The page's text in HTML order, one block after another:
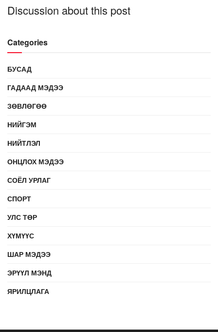
Discussion about this post
Categories
БУСАД
ГАДААД МЭДЭЭ
ЗӨВЛӨГӨӨ
НИЙГЭМ
НИЙТЛЭЛ
ОНЦЛОХ МЭДЭЭ
СОЁЛ УРЛАГ
СПОРТ
УЛС ТӨР
ХҮМҮҮС
ШАР МЭДЭЭ
ЭРҮҮЛ МЭНД
ЯРИЛЦЛАГА